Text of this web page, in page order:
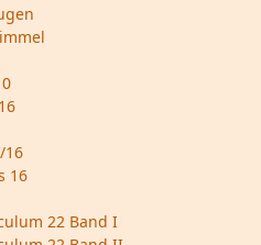
16
16
22 Band I